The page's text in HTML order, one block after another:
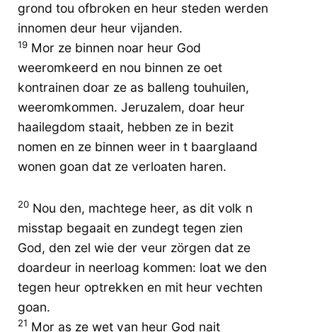
grond tou ofbroken en heur steden werden
innomen deur heur vijanden.
19 Mor ze binnen noar heur God
weeromkeerd en nou binnen ze oet
kontrainen doar ze as balleng touhuilen,
weeromkommen. Jeruzalem, doar heur
haailegdom staait, hebben ze in bezit
nomen en ze binnen weer in t baarglaand
wonen goan dat ze verloaten haren.
20 Nou den, machtege heer, as dit volk n
misstap begaait en zundegt tegen zien
God, den zel wie der veur zörgen dat ze
doardeur in neerloag kommen: loat we den
tegen heur optrekken en mit heur vechten
goan.
21 Mor as ze wet van heur God nait